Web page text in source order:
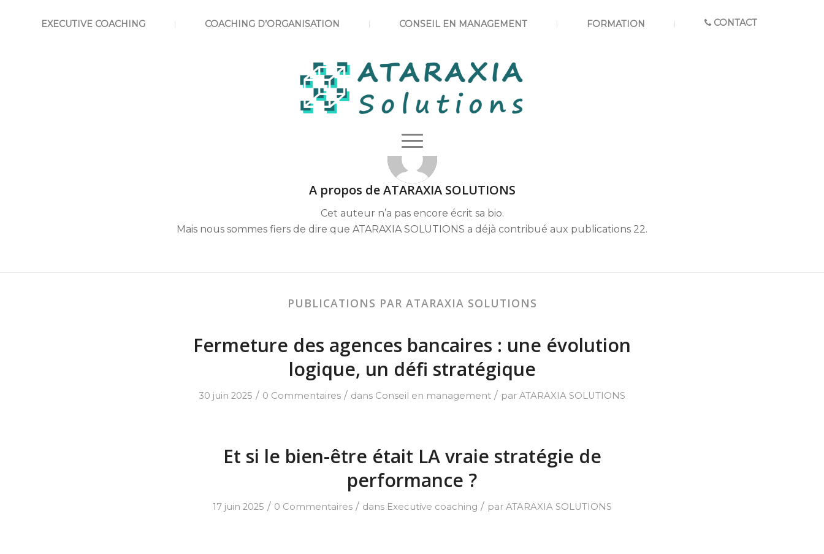
EXECUTIVE COACHING COACHING D’ORGANISATION CONSEIL EN MANAGEMENT FORMATION CONTACT
A propos deATARAXIA SOLUTIONS
Cet auteur n’a pas encore écrit sa bio.
Mais nous sommes fiers de dire que ATARAXIA SOLUTIONS a déjà contribué aux publications 22.
PUBLICATIONS PAR ATARAXIA SOLUTIONS
Fermeture des agences bancaires : une évolution
logique, un défi stratégique
30 juin 2025 / 0 Commentaires / dans Conseil en management / par ATARAXIA SOLUTIONS
Et si le bien-être était LA vraie stratégie de
performance ?
17 juin 2025 / 0 Commentaires / dans Executive coaching / par ATARAXIA SOLUTIONS